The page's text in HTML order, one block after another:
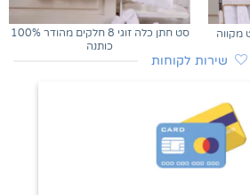
סט חתן כלה זוגי 8 חלקים מהודר 100%
כותנה
שירות לקוחות